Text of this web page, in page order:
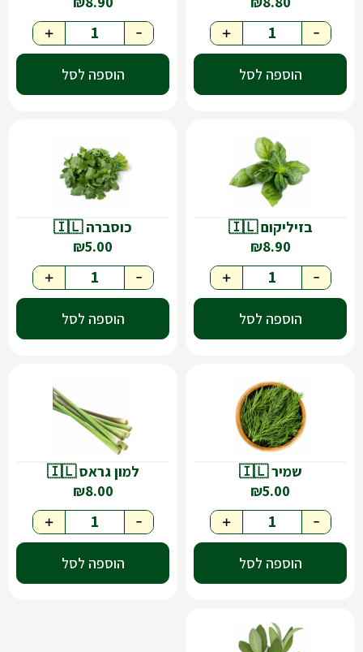
-
+
הוספה לסל
-
+
הוספה לסל
בזיליקום 🇮🇱
₪8.90
-
+
הוספה לסל
כוסברה 🇮🇱
₪5.00
-
+
הוספה לסל
שמיר 🇮🇱
₪5.00
-
+
הוספה לסל
למון גראס 🇮🇱
₪8.00
-
+
הוספה לסל